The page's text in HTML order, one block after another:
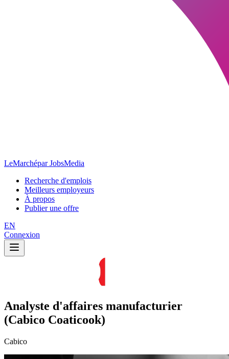
LeMarchépar JobsMedia
Recherche d'emplois
Meilleurs employeurs
À propos
Publier une offre
EN
Connexion
Analyste d'affaires manufacturier
(Cabico Coaticook)
Cabico